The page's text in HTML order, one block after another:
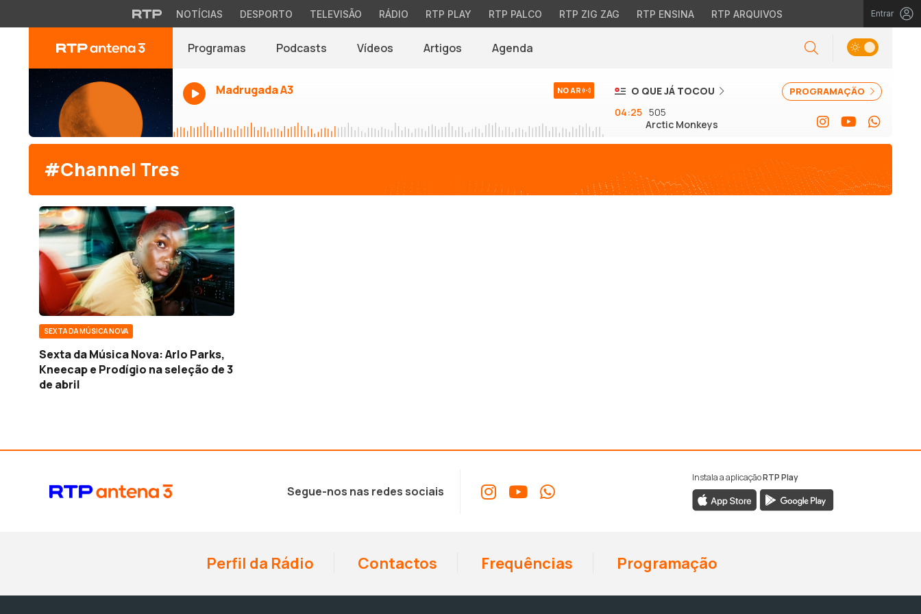
NOTÍCIAS DESPORTO TELEVISÃO RÁDIO RTP PLAY RTP PALCO RTP ZIG ZAG RTP ENSINA RTP ARQUIVOS Entrar
Programas Podcasts Vídeos Artigos Agenda
Madrugada A3 NO AR PROGRAMAÇÃO
O QUE JÁ TOCOU
04:25 505
Arctic Monkeys
#Channel Tres
SEXTA DA MÚSICA NOVA
Sexta da Música Nova: Arlo Parks,
Kneecap e Prodígio na seleção de 3
de abril
Segue-nos nas redes sociais
Instala a aplicaçãoRTP Play
Perfil da Rádio Contactos Frequências Programação